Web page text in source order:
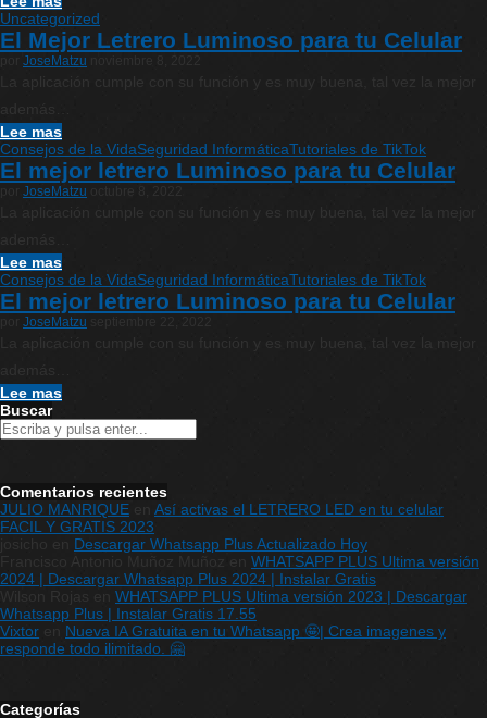
Uncategorized
El Mejor Letrero Luminoso para tu Celular
JoseMatzu
Lee mas
Consejos de la VidaSeguridad InformáticaTutoriales de TikTok
El mejor letrero Luminoso para tu Celular
JoseMatzu
Lee mas
Consejos de la VidaSeguridad InformáticaTutoriales de TikTok
El mejor letrero Luminoso para tu Celular
JoseMatzu septiembre 22, 2022
La aplicación cumple con su función y es muy buena, tal vez la mejor
Lee mas
Buscar
Comentarios recientes
JULIO MANRIQUE
Así activas el LETRERO LED en tu celular
FACIL Y GRATIS 2023
Descargar Whatsapp Plus Actualizado Hoy
Francisco Antonio Muñoz Muñoz
WHATSAPP PLUS Ultima versión
2024 | Descargar Whatsapp Plus 2024 | Instalar Gratis
WHATSAPP PLUS Ultima versión 2023 | Descargar
Whatsapp Plus | Instalar Gratis 17.55
Vixtor
Nueva IA Gratuita en tu Whatsapp 🤩| Crea imagenes y
responde todo ilimitado. 🤗
Categorías